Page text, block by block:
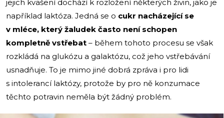
jejich kvašení dochází k rozložení některých živin, jako je
například laktóza. Jedná se o cukr nacházející se
v mléce, který žaludek často není schopen
kompletně vstřebat – během tohoto procesu se však
rozkládá na glukózu a galaktózu, což jeho vstřebávání
usnadňuje. To je mimo jiné dobrá zpráva i pro lidi
s intolerancí laktózy, protože by pro ně konzumace
těchto potravin neměla být žádný problém.